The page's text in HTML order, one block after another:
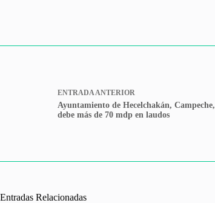
ENTRADAANTERIOR
Ayuntamiento de Hecelchakán, Campeche,
debe más de 70 mdp en laudos
Entradas Relacionadas